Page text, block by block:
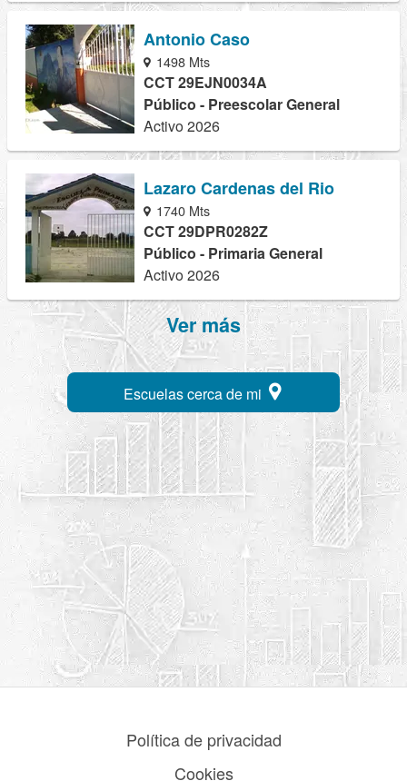
Antonio Caso
1498 Mts
CCT 29EJN0034A
Público - Preescolar General
Activo 2026
Lazaro Cardenas del Rio
1740 Mts
CCT 29DPR0282Z
Público - Primaria General
Activo 2026
Ver más
Escuelas cerca de mi
Política de privacidad
Cookies